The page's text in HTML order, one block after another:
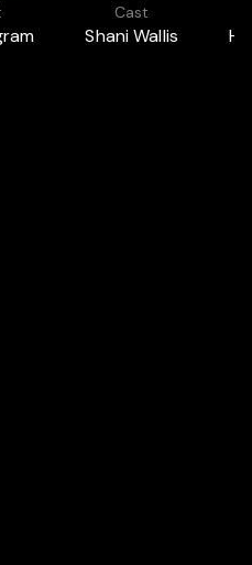
Cast
Shani Wallis